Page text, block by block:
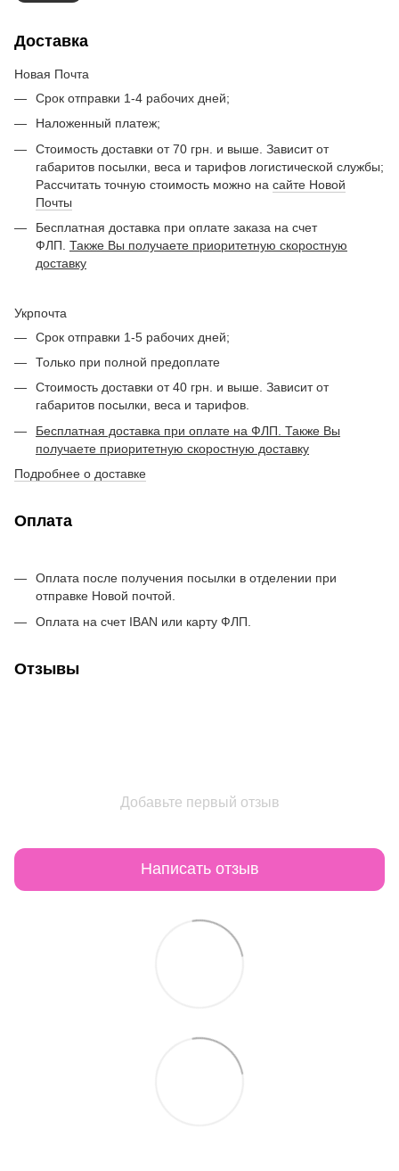
Доставка
Новая Почта
Срок отправки 1-4 рабочих дней;
Наложенный платеж;
Стоимость доставки от 70 грн. и выше. Зависит от
габаритов посылки, веса и тарифов логистической службы;
Рассчитать точную стоимость можно на сайте Новой
Почты
Бесплатная доставка при оплате заказа на счет
ФЛП. Также Вы получаете приоритетную скоростную
доставку
Укрпочта
Срок отправки 1-5 рабочих дней;
Только при полной предоплате
Стоимость доставки от 40 грн. и выше. Зависит от
габаритов посылки, веса и тарифов.
Бесплатная доставка при оплате на ФЛП. Также Вы
получаете приоритетную скоростную доставку
Подробнее о доставке
Оплата
Оплата после получения посылки в отделении при
отправке Новой почтой.
Оплата на счет IBAN или карту ФЛП.
Отзывы
Добавьте первый отзыв
Написать отзыв